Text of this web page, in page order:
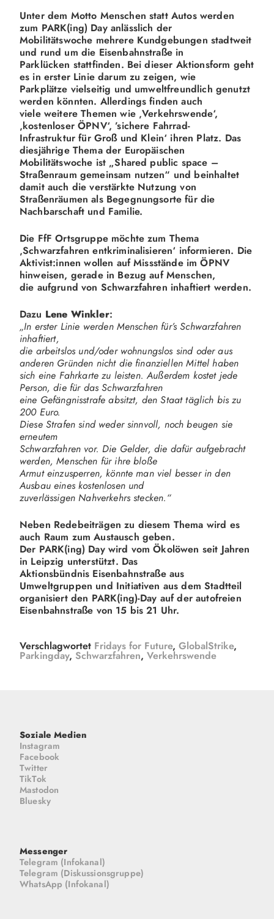
Unter dem Motto Menschen statt Autos werden
zum PARK(ing) Day anlässlich der
Mobilitätswoche mehrere Kundgebungen stadtweit
und rund um die Eisenbahnstraße in
Parklücken stattfinden. Bei dieser Aktionsform geht
es in erster Linie darum zu zeigen, wie
Parkplätze vielseitig und umweltfreundlich genutzt
werden könnten. Allerdings finden auch
viele weitere Themen wie ‚Verkehrswende‘,
‚kostenloser ÖPNV‘, ’sichere Fahrrad-
Infrastruktur für Groß und Klein‘ ihren Platz. Das
diesjährige Thema der Europäischen
Mobilitätswoche ist „Shared public space –
Straßenraum gemeinsam nutzen“ und beinhaltet
damit auch die verstärkte Nutzung von
Straßenräumen als Begegnungsorte für die
Nachbarschaft und Familie.
Die FfF Ortsgruppe möchte zum Thema
‚Schwarzfahren entkriminalisieren‘ informieren. Die
Aktivist:innen wollen auf Missstände im ÖPNV
hinweisen, gerade in Bezug auf Menschen,
die aufgrund von Schwarzfahren inhaftiert werden.
Dazu Lene Winkler:
„In erster Linie werden Menschen für’s Schwarzfahren
inhaftiert,
die arbeitslos und/oder wohnungslos sind oder aus
anderen Gründen nicht die finanziellen Mittel haben
sich eine Fahrkarte zu leisten. Außerdem kostet jede
Person, die für das Schwarzfahren
eine Gefängnisstrafe absitzt, den Staat täglich bis zu
200 Euro.
Diese Strafen sind weder sinnvoll, noch beugen sie
erneutem
Schwarzfahren vor. Die Gelder, die dafür aufgebracht
werden, Menschen für ihre bloße
Armut einzusperren, könnte man viel besser in den
Ausbau eines kostenlosen und
zuverlässigen Nahverkehrs stecken.“
Neben Redebeiträgen zu diesem Thema wird es
auch Raum zum Austausch geben.
Der PARK(ing) Day wird vom Ökolöwen seit Jahren
in Leipzig unterstützt. Das
Aktionsbündnis Eisenbahnstraße aus
Umweltgruppen und Initiativen aus dem Stadtteil
organisiert den PARK(ing)-Day auf der autofreien
Eisenbahnstraße von 15 bis 21 Uhr.
Verschlagwortet Fridays for Future, GlobalStrike,
Parkingday, Schwarzfahren, Verkehrswende
Soziale Medien
Instagram
Facebook
Twitter
TikTok
Mastodon
Bluesky
Messenger
Telegram (Infokanal)
Telegram (Diskussionsgruppe)
WhatsApp (Infokanal)